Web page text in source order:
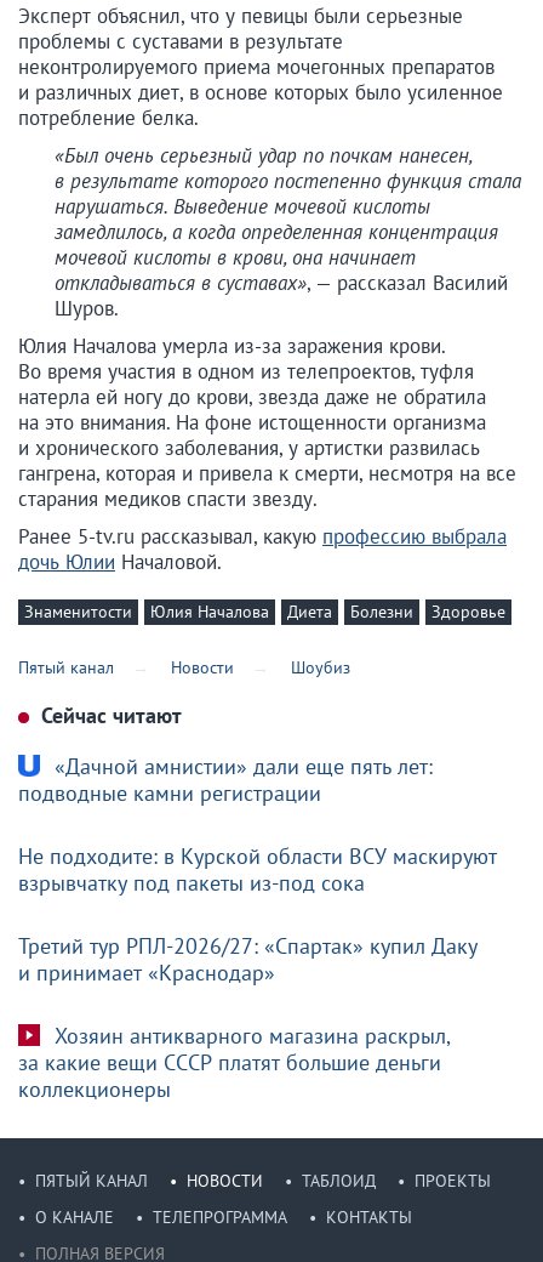
Эксперт объяснил, что у певицы были серьезные
проблемы с суставами в результате
неконтролируемого приема мочегонных препаратов
и различных диет, в основе которых было усиленное
потребление белка.
«Был очень серьезный удар по почкам нанесен,
в результате которого постепенно функция стала
нарушаться. Выведение мочевой кислоты
замедлилось, а когда определенная концентрация
мочевой кислоты в крови, она начинает
откладываться в суставах», — рассказал Василий
Шуров.
Юлия Началова умерла из-за заражения крови.
Во время участия в одном из телепроектов, туфля
натерла ей ногу до крови, звезда даже не обратила
на это внимания. На фоне истощенности организма
и хронического заболевания, у артистки развилась
гангрена, которая и привела к смерти, несмотря на все
старания медиков спасти звезду.
Ранее 5-tv.ru рассказывал, какую профессию выбрала
дочь Юлии Началовой.
Знаменитости Юлия Началова Диета Болезни Здоровье
Пятый канал Новости Шоубиз
Сейчас читают
«Дачной амнистии» дали еще пять лет:
подводные камни регистрации
Не подходите: в Курской области ВСУ маскируют
взрывчатку под пакеты из-под сока
Третий тур РПЛ-2026/27: «Спартак» купил Даку
и принимает «Краснодар»
Хозяин антикварного магазина раскрыл,
за какие вещи СССР платят большие деньги
коллекционеры
ПЯТЫЙ КАНАЛ НОВОСТИ ТАБЛОИД
ПРОЕКТЫ
О КАНАЛЕ
ТЕЛЕПРОГРАММА
КОНТАКТЫ
ПОЛНАЯ ВЕРСИЯ